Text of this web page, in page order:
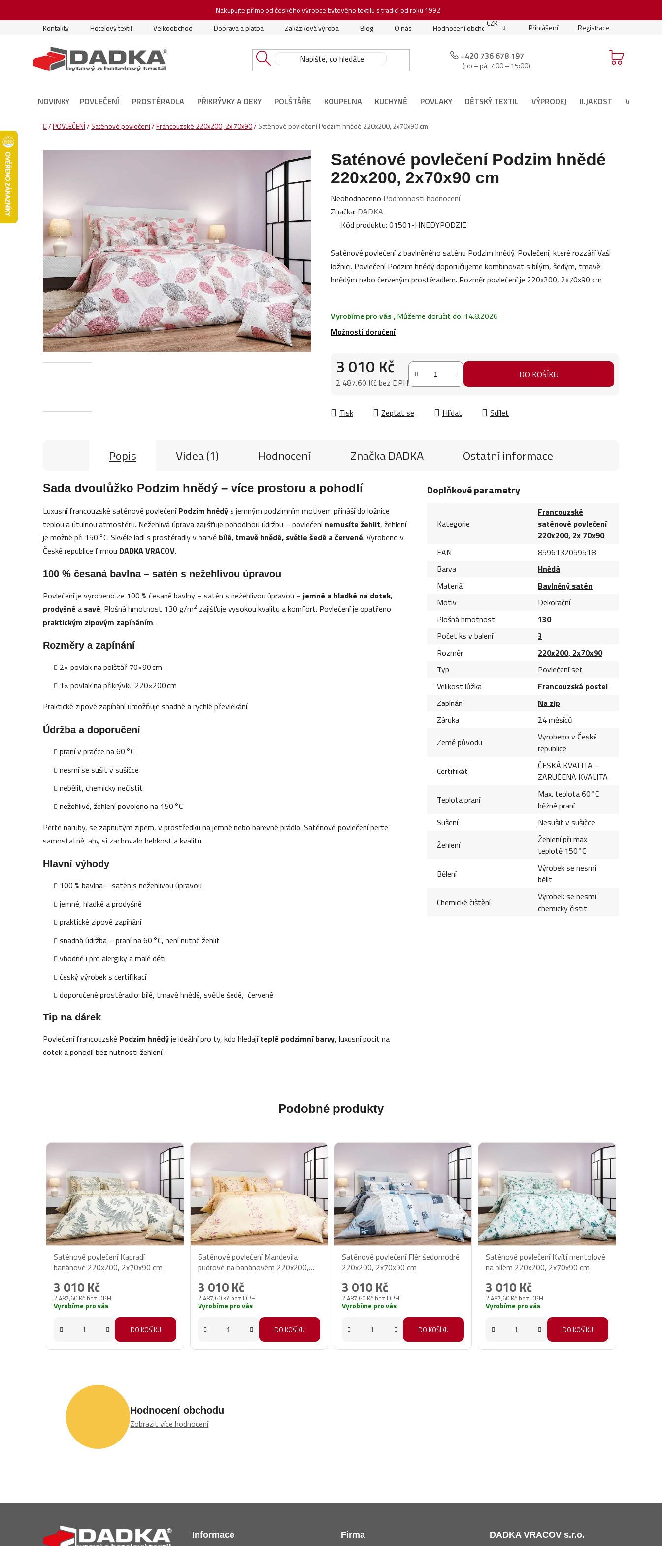
Nakupujte přímo od českého výrobce bytového textilu s tradicí od roku 1992.
Kontakty
Hotelový textil Velkoobchod Doprava a platba Zakázková výroba Blog O nás Hodnocení obchodu Moje objednávka Podmínky soutěže
CZK Přihlášení Registrace
+420 736 678 197
(po – pá: 7:00 – 15:00)
NOVINKY POVLEČENÍ PROSTĚRADLA PŘIKRÝVKY A DEKY POLŠTÁŘE KOUPELNA KUCHYNĚ POVLAKY DĚTSKÝ TEXTIL VÝPRODEJ II.JAKOST VÁNOČNÍ
Domů
/POVLEČENÍ/Saténové povlečení/Francouzské 220x200, 2x 70x90/Saténové povlečení Podzim hnědé 220x200, 2x70x90 cm
Saténové povlečení Podzim hnědé
220x200, 2x70x90 cm
Průměrné
hodnocení
produktu
0,0
z
5
Neohodnoceno Podrobnosti hodnocení
Značka: DADKA
Kód produktu: 01501-HNEDYPODZIE
Saténové povlečení z bavlněného saténu Podzim hnědý. Povlečení, které rozzáří Vaši
ložnici. Povlečení Podzim hnědý doporučujeme kombinovat s bílým, šedým, tmavě
hnědým nebo červeným prostěradlem. Rozměr povlečení je 220x200, 2x70x90 cm
Vyrobíme pro vás ,Můžeme doručit do: 14.8.2026
Možnosti doručení
3 010 Kč
2 487,60 Kč bez DPH
DO KOŠÍKU
Tisk Zeptat se Hlídat Sdílet
Popis Videa (1) Hodnocení ZnačkaDADKA Ostatní informace
Sada dvoulůžko Podzim hnědý – více prostoru a pohodlí
Luxusní francouzské saténové povlečeníPodzim hnědýs jemným podzimním motivem přináší do ložnice
teplou a útulnou atmosféru. Nežehlivá úprava zajišťuje pohodlnou údržbu – povlečenínemusíte žehlit, žehlení
je možné při 150 °C. Skvěle ladí s prostěradly v barvě bílé, tmavě hnědé, světle šedé a červené. Vyrobeno v
České republice firmou DADKA VRACOV.
100 % česaná bavlna – satén s nežehlivou úpravou
Povlečení je vyrobeno ze 100 % česané bavlny – satén s nežehlivou úpravou –jemné a hladké na dotek,
prodyšné a savé. Plošná hmotnost 130 g/m2 zajišťuje vysokou kvalitu a komfort. Povlečení je opatřeno
praktickým zipovým zapínáním.
Rozměry a zapínání
2× povlak na polštář 70×90 cm
1× povlak na přikrývku 220×200 cm
Praktické zipové zapínání umožňuje snadné a rychlé převlékání.
Údržba a doporučení
praní v pračce na 60 °C
nesmí se sušit v sušičce
nebělit, chemicky nečistit
nežehlivé, žehlení povoleno na 150 °C
Perte naruby, se zapnutým zipem, v prostředku na jemné nebo barevné prádlo. Saténové povlečení perte
samostatně, aby si zachovalo hebkost a kvalitu.
Hlavní výhody
100 % bavlna – satén s nežehlivou úpravou
jemné, hladké a prodyšné
praktické zipové zapínání
snadná údržba – praní na 60 °C, není nutné žehlit
vhodné i pro alergiky a malé děti
český výrobek s certifikací
doporučené prostěradlo: bílé, tmavě hnědé, světle šedé, červené
Tip na dárek
Povlečení francouzské Podzim hnědýje ideální pro ty, kdo hledajíteplé podzimní barvy, luxusní pocit na
dotek a pohodlí bez nutnosti žehlení.
Doplňkové parametry
Kategorie
Francouzské
saténové povlečení
220x200, 2x 70x90
EAN
8596132059518
Barva
Hnědá
Materiál
Bavlněný satén
Motiv
Dekorační
Plošná hmotnost
130
Počet ks v balení
3
Rozměr
220x200, 2x70x90
Typ
Povlečení set
Velikost lůžka
Francouzská postel
Zapínání
Na zip
Záruka
24 měsíců
Země původu
Vyrobeno v České
republice
Certifikát
ČESKÁ KVALITA –
ZARUČENÁ KVALITA
Teplota praní
Max. teplota 60°C
běžné praní
Sušení
Nesušit v sušičce
Žehlení
Žehlení při max.
teplotě 150°C
Bělení
Výrobek se nesmí
bělit
Chemické čištění
Výrobek se nesmí
chemicky čistit
Podobné produkty
Saténové povlečení Kapradí
banánové 220x200, 2x70x90 cm
2 487,60 Kč bez DPH
3 010 Kč
Vyrobíme pro vás
DO KOŠÍKU
Saténové povlečení Mandevila
pudrové na banánovém 220x200,
2 487,60 Kč bez DPH
3 010 Kč
Vyrobíme pro vás
DO KOŠÍKU
Saténové povlečení Flér šedomodré
220x200, 2x70x90 cm
2 487,60 Kč bez DPH
3 010 Kč
Vyrobíme pro vás
DO KOŠÍKU
Saténové povlečení Kvítí mentolové
na bílém 220x200, 2x70x90 cm
2 487,60 Kč bez DPH
3 010 Kč
Vyrobíme pro vás
DO KOŠÍKU
Hodnocení obchodu
Zobrazit více hodnocení
Informace Firma DADKA VRACOV s.r.o.